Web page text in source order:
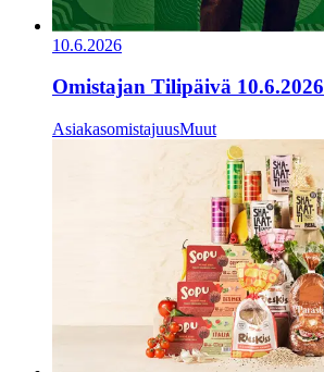
10.6.2026
Omistajan Tilipäivä 10.6.2026
AsiakasomistajuusMuut